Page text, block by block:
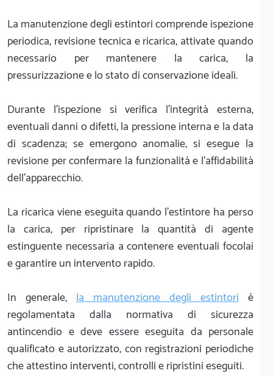
La manutenzione degli estintori comprende ispezione
periodica, revisione tecnica e ricarica, attivate quando
necessario per mantenere la carica, la
pressurizzazione e lo stato di conservazione ideali.
Durante l'ispezione si verifica l'integrità esterna,
eventuali danni o difetti, la pressione interna e la data
di scadenza; se emergono anomalie, si esegue la
revisione per confermare la funzionalità e l'affidabilità
dell'apparecchio.
La ricarica viene eseguita quando l'estintore ha perso
la carica, per ripristinare la quantità di agente
estinguente necessaria a contenere eventuali focolai
e garantire un intervento rapido.
In generale, la manutenzione degli estintori è
regolamentata dalla normativa di sicurezza
antincendio e deve essere eseguita da personale
qualificato e autorizzato, con registrazioni periodiche
che attestino interventi, controlli e ripristini eseguiti.